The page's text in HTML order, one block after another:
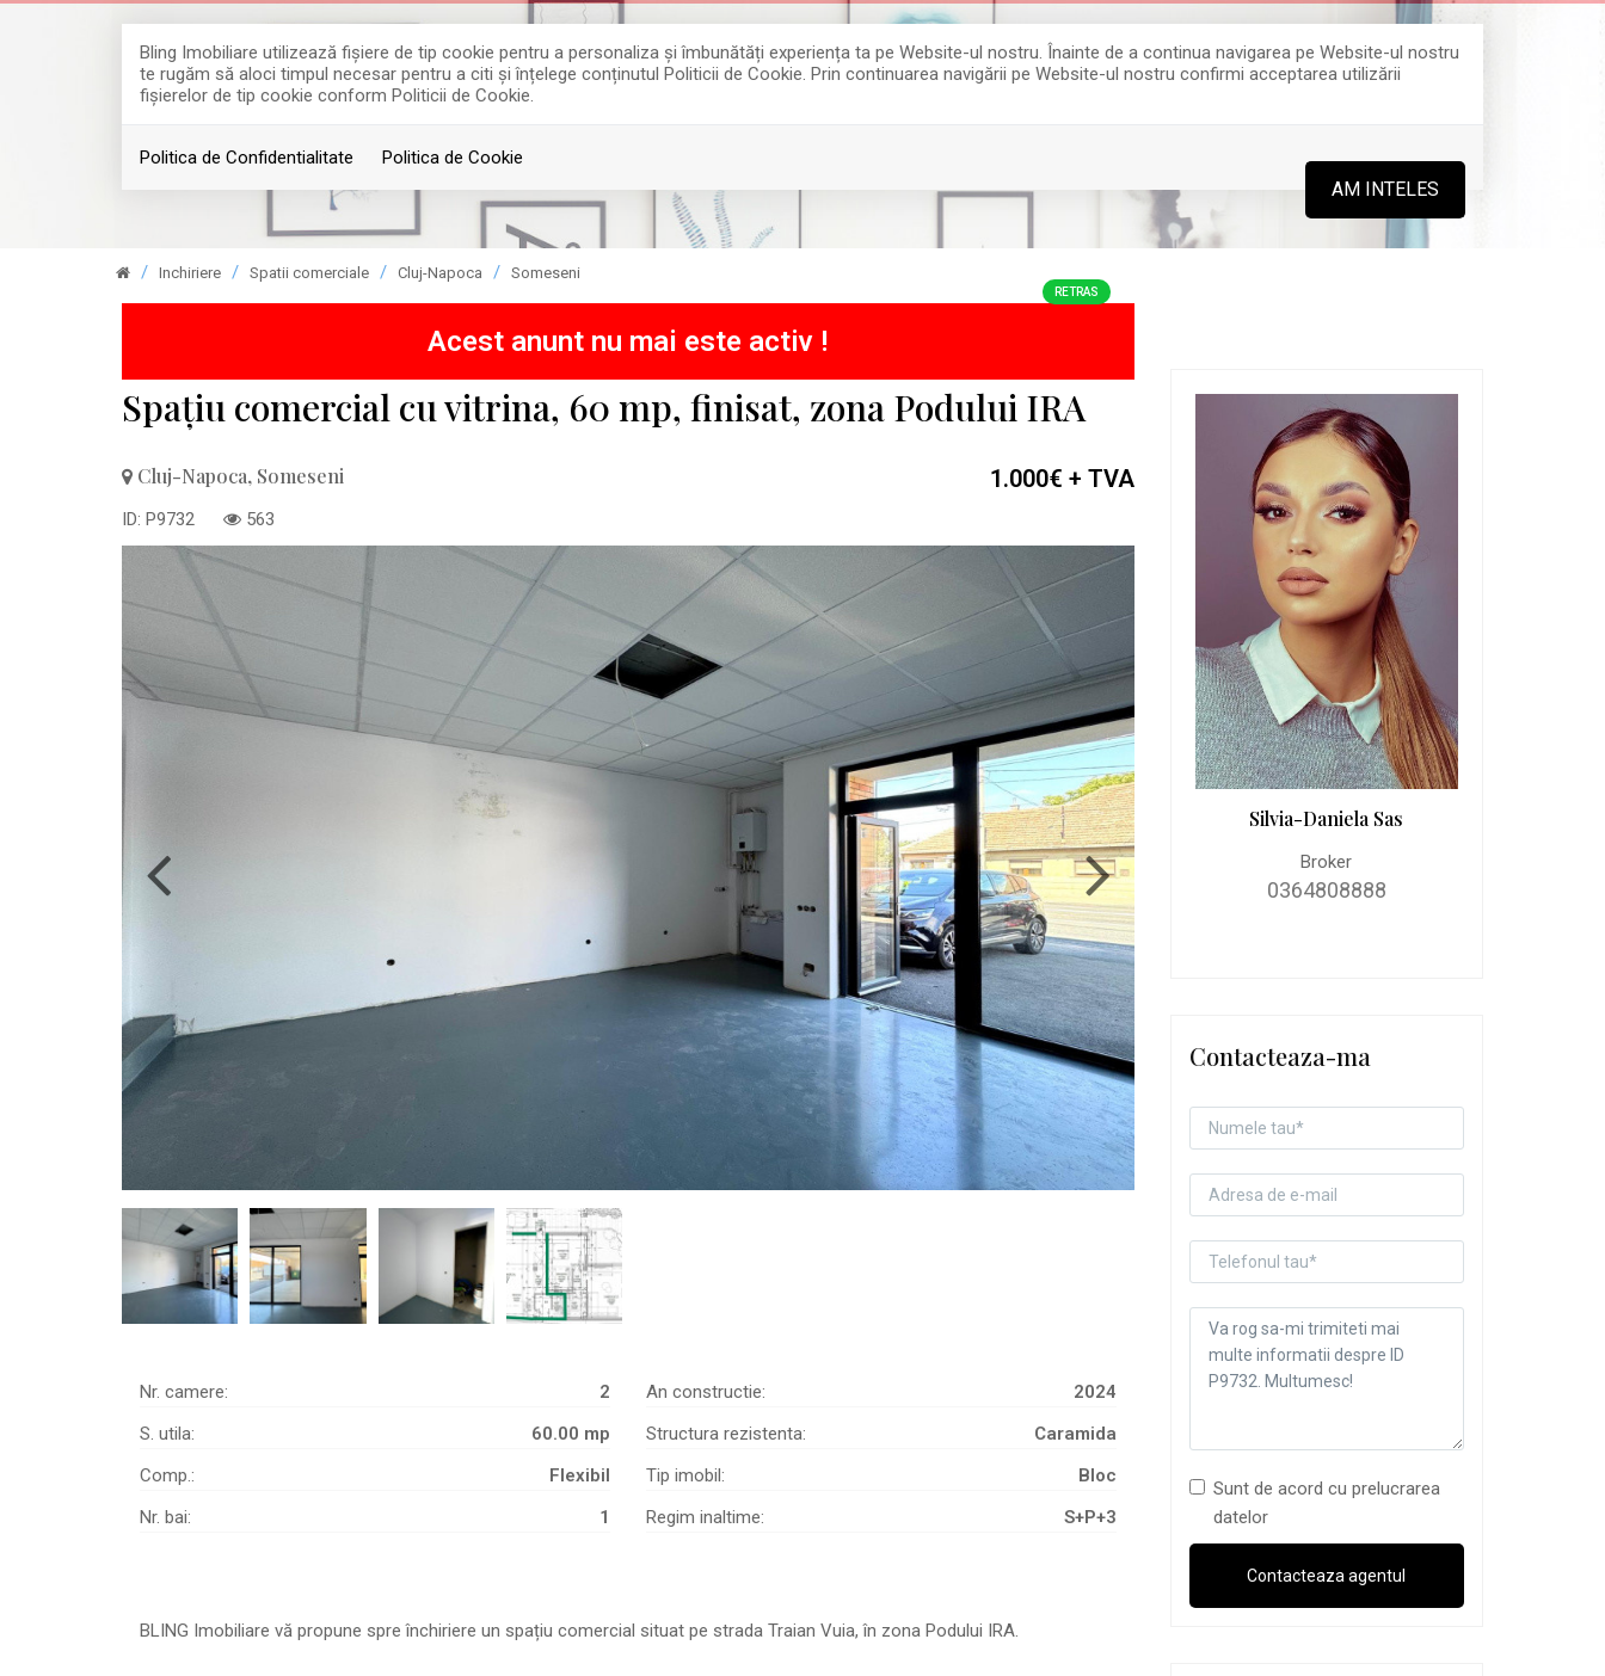
Bling Imobiliare utilizează fişiere de tip cookie pentru a personaliza și îmbunătăți experiența ta pe Website-ul nostru. Înainte de a continua navigarea pe Website-ul nostru
te rugăm să aloci timpul necesar pentru a citi și înțelege conținutul Politicii de Cookie. Prin continuarea navigării pe Website-ul nostru confirmi acceptarea utilizării
fişierelor de tip cookie conform Politicii de Cookie.
Politica de Confidentialitate Politica de Cookie
AM INTELES
0364 808 888
Inchiriere Spatii comerciale Cluj-Napoca Someseni
Acest anunt nu mai este activ !
Spațiu comercial cu vitrina, 60 mp, finisat, zona Podului IRA
Cluj-Napoca, Someseni 1.000€ + TVA
ID: P9732 563
RETRAS
Nr. camere:
2
S. utila:
60.00 mp
Comp.:
Flexibil
Nr. bai:
1
An constructie:
2024
Structura rezistenta:
Caramida
Tip imobil:
Bloc
Regim inaltime:
S+P+3
BLING Imobiliare vă propune spre închiriere un spațiu comercial situat pe strada Traian Vuia, în zona Podului IRA.
Silvia-Daniela Sas
Broker
0364808888
Contacteaza-ma
Sunt de acord cu prelucrarea
datelor